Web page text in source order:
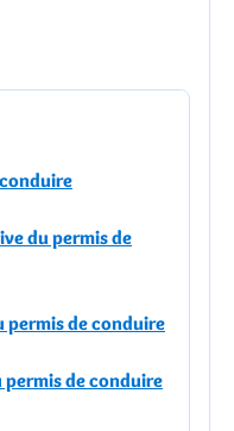
du permis de
permis de conduire
de conduire